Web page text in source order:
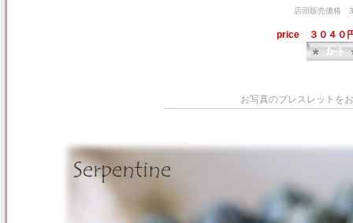
店頭販売価格
price ３０４０
お写真のブレスレットを